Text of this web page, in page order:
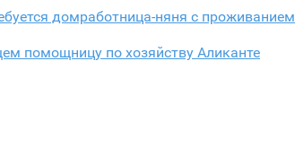
домработница-няня с проживанием
помощницу по хозяйству Аликанте